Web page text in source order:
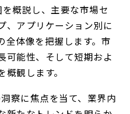
概説し、主要な市場セ
、アプリケーション別に
全体像を把握します。市
可能性、そして短期およ
観します。
察に焦点を当て、業界内